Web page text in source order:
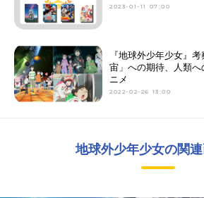
2023-01-11 07:00
『地球外少年少女』
宙」への期待、人類
ニメ
2022-02-26 13:00
地球外少年少女の関